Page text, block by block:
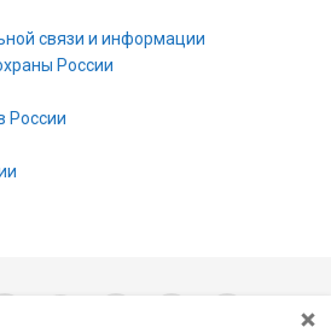
связи и информации
России
России